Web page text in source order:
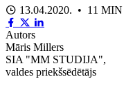
13.04.2020. • 11 MIN
Autors
Māris Millers
SIA "MM STUDIJA",
valdes priekšsēdētājs